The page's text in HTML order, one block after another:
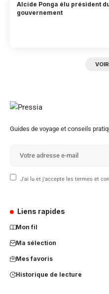
Alcide Ponga élu président
gouvernement
Guides de voyage et conseils
J'ai lu et j'accepte les termes et
Liens rapides
Mon fil
Ma sélection
Mes favoris
Historique de lecture